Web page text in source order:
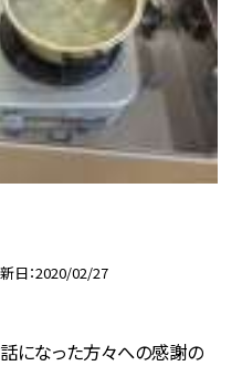
日 2020/02/27
になった方々への感謝の